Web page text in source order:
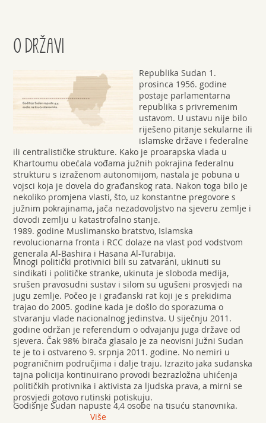
O DRŽAVI
Republika Sudan 1.
prosinca 1956. godine
postaje parlamentarna
republika s privremenim
ustavom. U ustavu nije bilo
riješeno pitanje sekularne ili
islamske države i federalne
ili centralističke strukture. Kako je proarapska vlada u
Khartoumu obećala vođama južnih pokrajina federalnu
strukturu s izraženom autonomijom, nastala je pobuna u
vojsci koja je dovela do građanskog rata. Nakon toga bilo je
nekoliko promjena vlasti, što, uz konstantne pregovore s
južnim pokrajinama, jača nezadovoljstvo na sjeveru zemlje i
dovodi zemlju u katastrofalno stanje.
1989. godine Muslimansko bratstvo, Islamska
revolucionarna fronta i RCC dolaze na vlast pod vodstvom
generala Al-Bashira i Hasana Al-Turabija.
Mnogi politički protivnici bili su zatvarani, ukinuti su
sindikati i političke stranke, ukinuta je sloboda medija,
srušen pravosudni sustav i silom su ugušeni prosvjedi na
jugu zemlje. Počeo je i građanski rat koji je s prekidima
trajao do 2005. godine kada je došlo do sporazuma o
stvaranju vlade nacionalnog jedinstva. U siječnju 2011.
godine održan je referendum o odvajanju juga države od
sjevera. Čak 98% birača glasalo je za neovisni Južni Sudan
te je to i ostvareno 9. srpnja 2011. godine. No nemiri u
pograničnim područjima i dalje traju. Izrazito jaka sudanska
tajna policija kontinuirano provodi bezrazložna uhićenja
političkih protivnika i aktivista za ljudska prava, a mirni se
prosvjedi gotovo rutinski potiskuju.
Godišnje Sudan napuste 4,4 osobe na tisuću stanovnika.
Više